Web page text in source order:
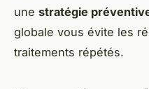
une stratégie
globale vous évite les
traitements répétés.